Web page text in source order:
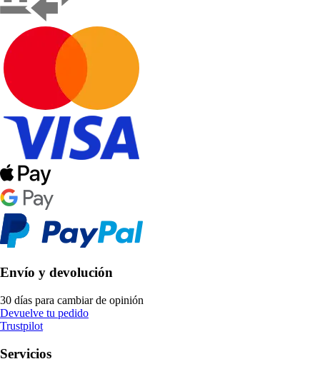
Envío y devolución
30 días para cambiar de opinión
Devuelve tu pedido
Trustpilot
Servicios